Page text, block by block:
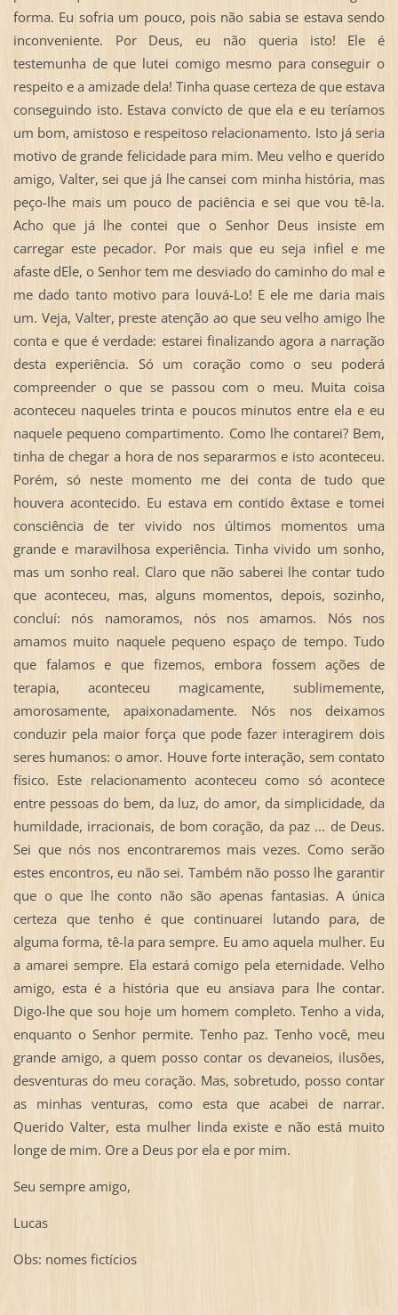
forma. Eu sofria um pouco, pois não sabia se estava sendo
inconveniente. Por Deus, eu não queria isto! Ele é
testemunha de que lutei comigo mesmo para conseguir o
respeito e a amizade dela! Tinha quase certeza de que estava
conseguindo isto. Estava convicto de que ela e eu teríamos
um bom, amistoso e respeitoso relacionamento. Isto já seria
motivo de grande felicidade para mim. Meu velho e querido
amigo, Valter, sei que já lhe cansei com minha história, mas
peço-lhe mais um pouco de paciência e sei que vou tê-la.
Acho que já lhe contei que o Senhor Deus insiste em
carregar este pecador. Por mais que eu seja infiel e me
afaste dEle, o Senhor tem me desviado do caminho do mal e
me dado tanto motivo para louvá-Lo! E ele me daria mais
um. Veja, Valter, preste atenção ao que seu velho amigo lhe
conta e que é verdade: estarei finalizando agora a narração
desta experiência. Só um coração como o seu poderá
compreender o que se passou com o meu. Muita coisa
aconteceu naqueles trinta e poucos minutos entre ela e eu
naquele pequeno compartimento. Como lhe contarei? Bem,
tinha de chegar a hora de nos separarmos e isto aconteceu.
Porém, só neste momento me dei conta de tudo que
houvera acontecido. Eu estava em contido êxtase e tomei
consciência de ter vivido nos últimos momentos uma
grande e maravilhosa experiência. Tinha vivido um sonho,
mas um sonho real. Claro que não saberei lhe contar tudo
que aconteceu, mas, alguns momentos, depois, sozinho,
concluí: nós namoramos, nós nos amamos. Nós nos
amamos muito naquele pequeno espaço de tempo. Tudo
que falamos e que fizemos, embora fossem ações de
terapia, aconteceu magicamente, sublimemente,
amorosamente, apaixonadamente. Nós nos deixamos
conduzir pela maior força que pode fazer interagirem dois
seres humanos: o amor. Houve forte interação, sem contato
físico. Este relacionamento aconteceu como só acontece
entre pessoas do bem, da luz, do amor, da simplicidade, da
humildade, irracionais, de bom coração, da paz ... de Deus.
Sei que nós nos encontraremos mais vezes. Como serão
estes encontros, eu não sei. Também não posso lhe garantir
que o que lhe conto não são apenas fantasias. A única
certeza que tenho é que continuarei lutando para, de
alguma forma, tê-la para sempre. Eu amo aquela mulher. Eu
a amarei sempre. Ela estará comigo pela eternidade. Velho
amigo, esta é a história que eu ansiava para lhe contar.
Digo-lhe que sou hoje um homem completo. Tenho a vida,
enquanto o Senhor permite. Tenho paz. Tenho você, meu
grande amigo, a quem posso contar os devaneios, ilusões,
desventuras do meu coração. Mas, sobretudo, posso contar
as minhas venturas, como esta que acabei de narrar.
Querido Valter, esta mulher linda existe e não está muito
longe de mim. Ore a Deus por ela e por mim.
Seu sempre amigo,
Lucas
Obs: nomes fictícios